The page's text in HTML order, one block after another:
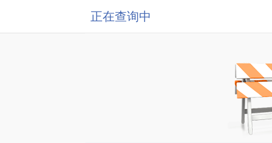
正在查询中